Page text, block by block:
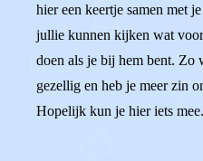
hier een keertje samen met
jullie kunnen kijken wat
doen als je bij hem bent. Zo
gezellig en heb je meer zin
Hopelijk kun je hier iets